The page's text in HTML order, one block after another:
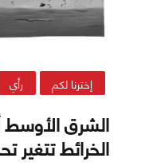
إخترنا لكم رأي
الشرق الأوسط
الخرائط تتغير